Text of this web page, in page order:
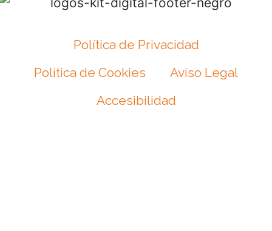
Política de Privacidad
Política de Cookies
Aviso Legal
Accesibilidad